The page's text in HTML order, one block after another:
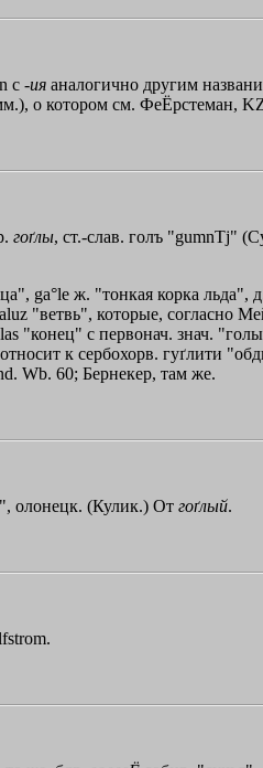
с -ия аналогично другим
о котором см. ФеЁрстеман,
гоґлы, ст.-слав. голъ "gumnТj"
ga°le ж. "тонкая корка
"ветвь", которые,
"конец" с первонач. знач.
к сербохорв. гуґлити
Wb. 60; Бернекер, там же.
олонецк. (Кулик.) От гоґлый.